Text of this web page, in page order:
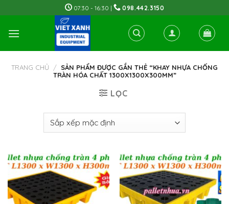
to
content
07:30 - 16:30 | 098.442.3150
TRANG CHỦ / SẢN PHẨM ĐƯỢC GẮN THẺ “KHAY NHỰA CHỐNG
TRÀN HÓA CHẤT 1300X1300X300MM”
LỌC